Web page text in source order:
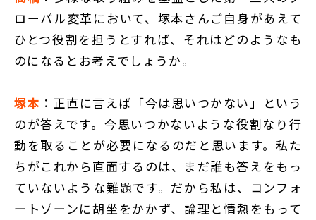
ローバル変革において、塚本さんご自身があえて
ひとつ役割を担うとすれば、それはどのようなも
のになるとお考えでしょうか。
塚本 ：正直に言えば「今は思いつかない」という
のが答えです。今思いつかないような役割なり行
動を取ることが必要になるのだと思います。私た
ちがこれから直面するのは、まだ誰も答えをもっ
ていないような難題です。だから私は、コンフォ
ートゾーンに胡坐をかかず、論理と情熱をもって